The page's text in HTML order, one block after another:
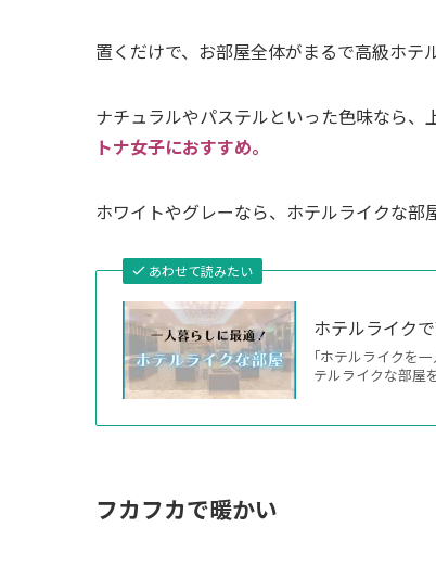
置くだけで、お部屋全体がまるで高級ホテ
ナチュラルやパステルといった色味なら
トナ女子におすすめ。
ホワイトやグレーなら、ホテルライクな部
あわせて読みたい
ホテルライク
｢ホテルライクを
テルライクな部屋
フカフカで暖かい